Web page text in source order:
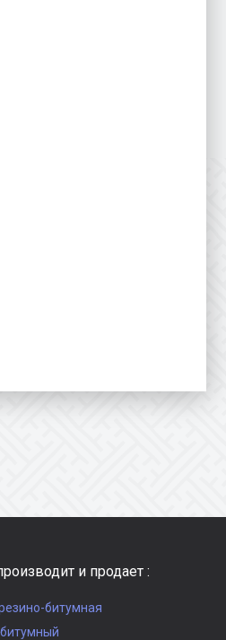
и продает :
битумная